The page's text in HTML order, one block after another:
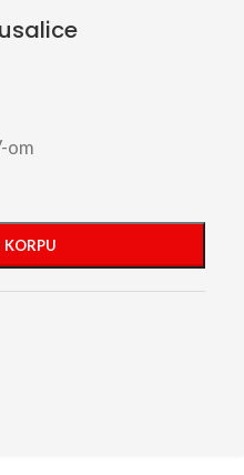
om
KORPU